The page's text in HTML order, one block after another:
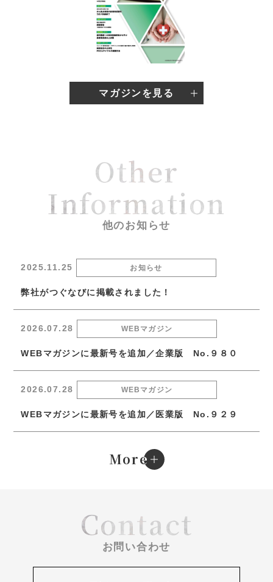
マガジンを見る
Other
Information
他のお知らせ
2025.11.25 お知らせ
弊社がつぐなびに掲載されました！
2026.07.28 WEBマガジン
WEBマガジンに最新号を追加／企業版 No.９８０
2026.07.28 WEBマガジン
WEBマガジンに最新号を追加／医業版 No.９２９
More
e
Contact
お問い合わせ